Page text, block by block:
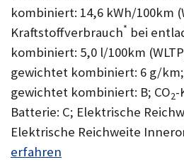
kombiniert: 14,6 kWh/100km
Kraftstoffverbrauch* bei
kombiniert: 5,0 l/100km
gewichtet kombiniert: 6 g/km;
gewichtet kombiniert: B; CO2-
Batterie: C; Elektrische
Elektrische Reichweite
erfahren